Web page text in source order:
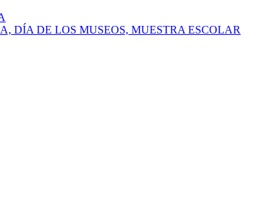
DÍA DE LOS MUSEOS, MUESTRA ESCOLAR